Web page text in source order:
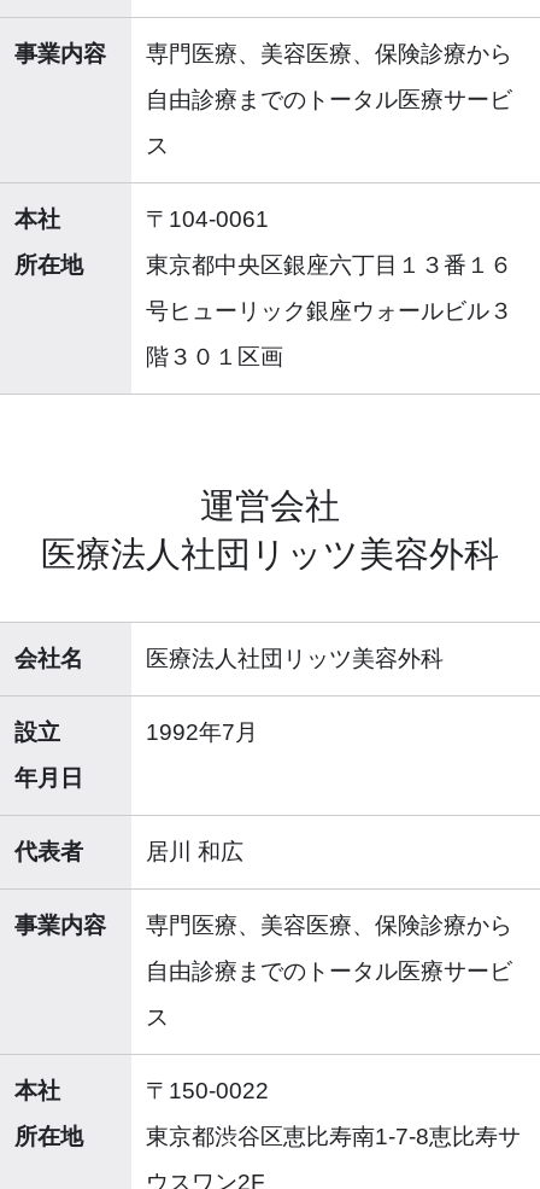
事業内容
専門医療、美容医療、保険診療から
自由診療までのトータル医療サービ
ス
本社
所在地
〒104-0061
東京都中央区銀座六丁目１３番１６
号ヒューリック銀座ウォールビル３
階３０１区画
運営会社
医療法人社団リッツ美容外科
会社名 医療法人社団リッツ美容外科
設立
年月日
1992年7月
代表者 居川 和広
事業内容
専門医療、美容医療、保険診療から
自由診療までのトータル医療サービ
ス
本社
所在地
〒150-0022
東京都渋谷区恵比寿南1-7-8恵比寿サ
ウスワン2F